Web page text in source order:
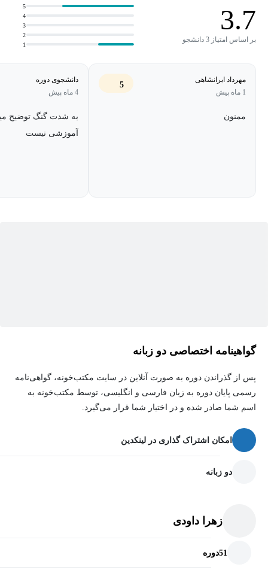
بخش کلیدی این پروژه، بهره‌گیری از قدرت و انعطاف‌پذیری وردپرس
برای پیاده‌سازی نقشه‌ای تعاملی است که متخصصان را بر اساس
معرفی خدماتشان را فراهم می‌آورد و هم دسترسی کاربران به خبرگان
زمینه توسعه وب با وردپرس را نیز به طور چشمگیری ارتقا می‌دهد.
3.7
بر اساس امتیاز 3 دانشجو
1
2
3
4
5
مهرداد ایرانشاهی
1 ماه پیش
5
ممنون
دانشجوی دوره
4 ماه پیش
به شدت گنگ توضیح
آموزشی نیست
گواهینامه اختصاصی دو زبانه
پس از گذراندن دوره به صورت آنلاین در سایت مکتب‌خونه، گواهی‌نامه
رسمی پایان دوره به زبان فارسی و انگلیسی، توسط مکتب‌خونه به
اسم شما صادر شده و در اختیار شما قرار می‌گیرد.
امکان اشتراک گذاری در لینکدین
دو زبانه
زهرا داودی
51دوره